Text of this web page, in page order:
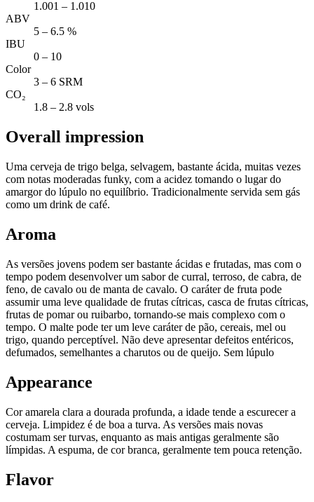
1.001 – 1.010
ABV
5 – 6.5 %
IBU
0 – 10
Color
3 – 6 SRM
CO₂
1.8 – 2.8 vols
Overall impression
Uma cerveja de trigo belga, selvagem, bastante ácida, muitas vezes
com notas moderadas funky, com a acidez tomando o lugar do
amargor do lúpulo no equilíbrio. Tradicionalmente servida sem gás
como um drink de café.
Aroma
As versões jovens podem ser bastante ácidas e frutadas, mas com o
tempo podem desenvolver um sabor de curral, terroso, de cabra, de
feno, de cavalo ou de manta de cavalo. O caráter de fruta pode
assumir uma leve qualidade de frutas cítricas, casca de frutas cítricas,
frutas de pomar ou ruibarbo, tornando-se mais complexo com o
tempo. O malte pode ter um leve caráter de pão, cereais, mel ou
trigo, quando perceptível. Não deve apresentar defeitos entéricos,
defumados, semelhantes a charutos ou de queijo. Sem lúpulo
Appearance
Cor amarela clara a dourada profunda, a idade tende a escurecer a
cerveja. Limpidez é de boa a turva. As versões mais novas
costumam ser turvas, enquanto as mais antigas geralmente são
límpidas. A espuma, de cor branca, geralmente tem pouca retenção.
Flavor